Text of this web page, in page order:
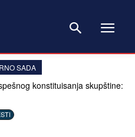
SADA
konstituisanja skupštine: